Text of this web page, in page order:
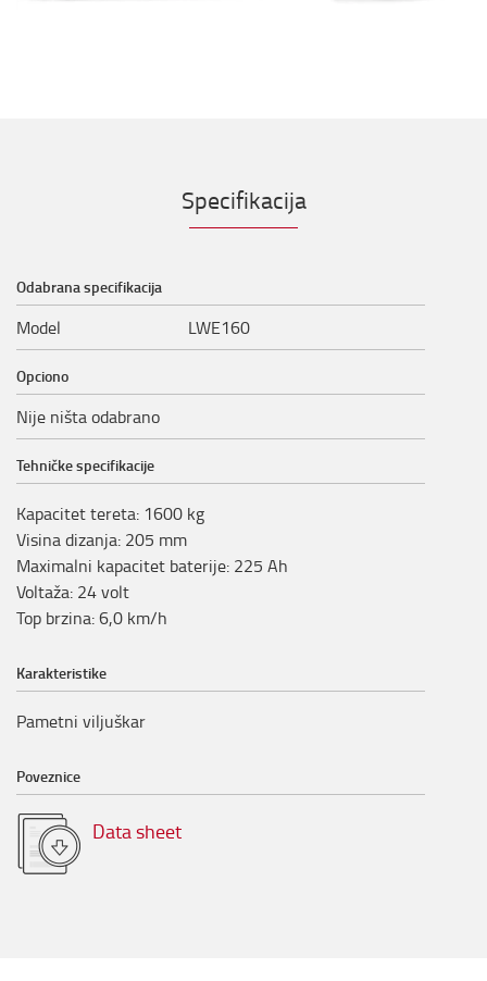
Specifikacija
Odabrana specifikacija
Model LWE160
Opciono
Nije ništa odabrano
Tehničke specifikacije
Kapacitet tereta: 1600 kg
Visina dizanja: 205 mm
Maximalni kapacitet baterije: 225 Ah
Voltaža: 24volt
Top brzina:6,0 km/h
Karakteristike
Pametni viljuškar
Poveznice
Data sheet